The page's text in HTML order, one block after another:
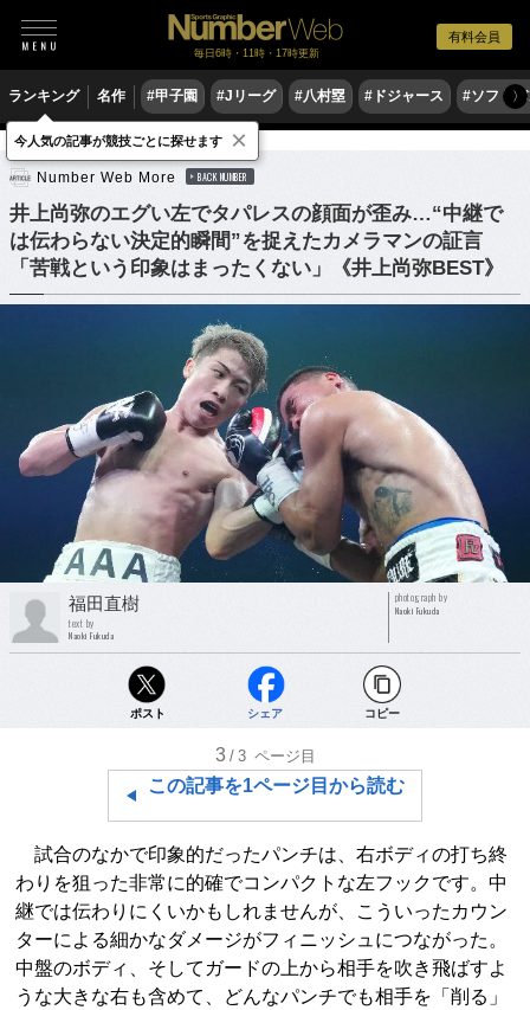
有料会員
毎日6時・11時・17時更新
ランキング 名作 #甲子園 #Jリーグ #八村塁 #ドジャース #ソフト〉
格闘技 ボクシング
Number Web More BACK NUMBER
井上尚弥のエグい左でタパレスの顔面が歪み…“中継で
は伝わらない決定的瞬間”を捉えたカメラマンの証言
「苦戦という印象はまったくない」《井上尚弥BEST》
福田直樹
text by
Naoki Fukuda
photograph by
Naoki Fukuda
ポスト シェア コピー
3 /3 ページ目
この記事を1ページ目から読む
試合のなかで印象的だったパンチは、右ボディの打ち終
わりを狙った非常に的確でコンパクトな左フックです。中
継では伝わりにくいかもしれませんが、こういったカウン
ターによる細かなダメージがフィニッシュにつながった。
中盤のボディ、そしてガードの上から相手を吹き飛ばすよ
うな大きな右も含めて、どんなパンチでも相手を「削る」
今人気の記事が競技ごとに探せます ×